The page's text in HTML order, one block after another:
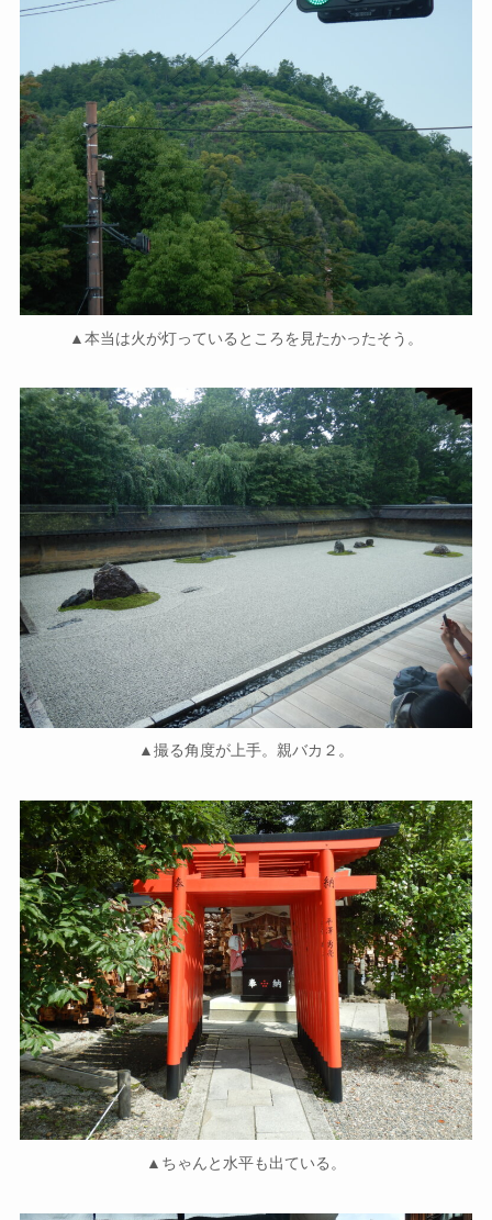
▲本当は火が灯っているところを見たかったそう。
▲撮る角度が上手。親バカ２。
▲ちゃんと水平も出ている。